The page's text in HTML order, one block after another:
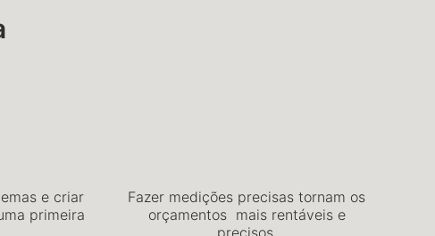
e criar
primeira
Fazer medições precisas tornam os
orçamentos mais rentáveis e
precisos.